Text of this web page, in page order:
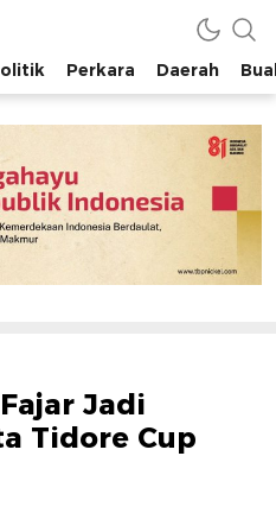
DibacaPerkara Daerah
Jadi
Tidore Cup